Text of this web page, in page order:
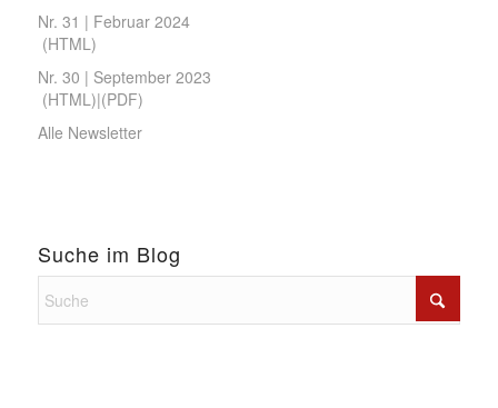
Nr. 31 | Februar 2024
(HTML)
Nr. 30 | September 2023
(HTML)|(PDF)
Alle Newsletter
Suche im Blog